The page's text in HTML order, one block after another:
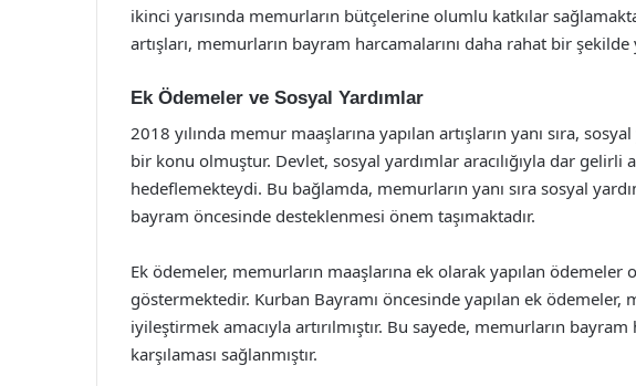
ikinci yarısında memurların bütçelerine olumlu katkılar
artışları, memurların bayram harcamalarını daha rahat bir şekilde
Ek Ödemeler ve Sosyal Yardımlar
2018 yılında memur maaşlarına yapılan artışların yanı sıra,
bir konu olmuştur. Devlet, sosyal yardımlar aracılığıyla dar gelirli
hedeflemekteydi. Bu bağlamda, memurların yanı sıra sosyal
bayram öncesinde desteklenmesi önem taşımaktadır.
Ek ödemeler, memurların maaşlarına ek olarak yapılan
göstermektedir. Kurban Bayramı öncesinde yapılan ek ödemeler,
iyileştirmek amacıyla artırılmıştır. Bu sayede, memurların
karşılaması sağlanmıştır.